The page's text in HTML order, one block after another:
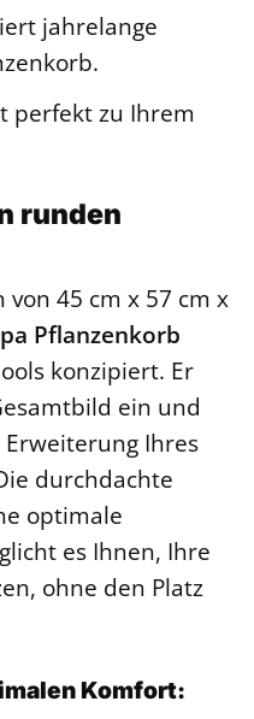
jahrelange
perfekt zu Ihrem
runden
45 cm x 57 cm x
Pflanzenkorb
konzipiert. Er
ein und
Ihres
durchdachte
optimale
es Ihnen, Ihre
ohne den Platz
Komfort: